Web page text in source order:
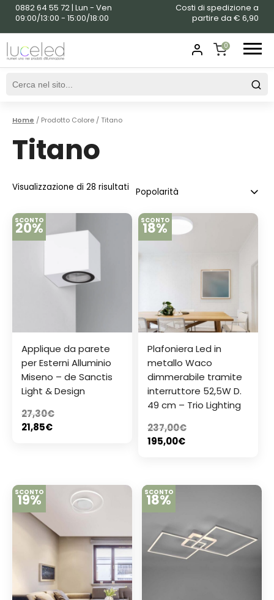
0882 64 55 72 | Lun - Ven
09:00/13:00 - 15:00/18:00
Costi di spedizione a
partire da € 6,90
0
SHOPPING
Home / Prodotto Colore / Titano
Titano
Visualizzazione di 28 risultati
SCONTO
20%
Applique da parete
per Esterni Alluminio
Miseno – de Sanctis
Light & Design
27,30€
21,85€
SCONTO
18%
Plafoniera Led in
metallo Waco
dimmerabile tramite
interruttore 52,5W D.
49 cm – Trio Lighting
237,00€
195,00€
SCONTO
19% SCONTO
18%